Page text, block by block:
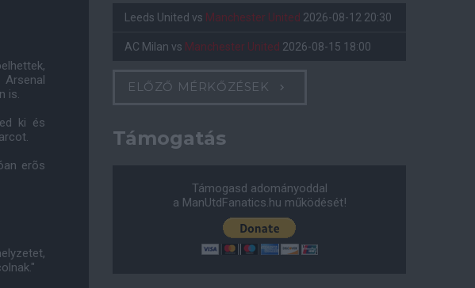
is.
ki és
erõs
Leeds United vs Manchester United 2026-08-12 20:30
AC Milan vs Manchester United 2026-08-15 18:00
ELŐZŐ MÉRKŐZÉSEK
Támogatás
Támogasd adományoddal
a ManUtdFanatics.hu működését!